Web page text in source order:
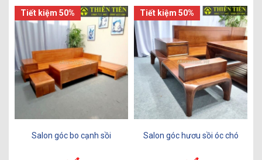
Tiết kiệm 50%
Salon góc bo cạnh sồi
Tiết kiệm 50%
Salon góc hươu sồi óc chó